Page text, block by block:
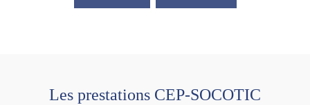
Les prestations CEP-SOCOTIC